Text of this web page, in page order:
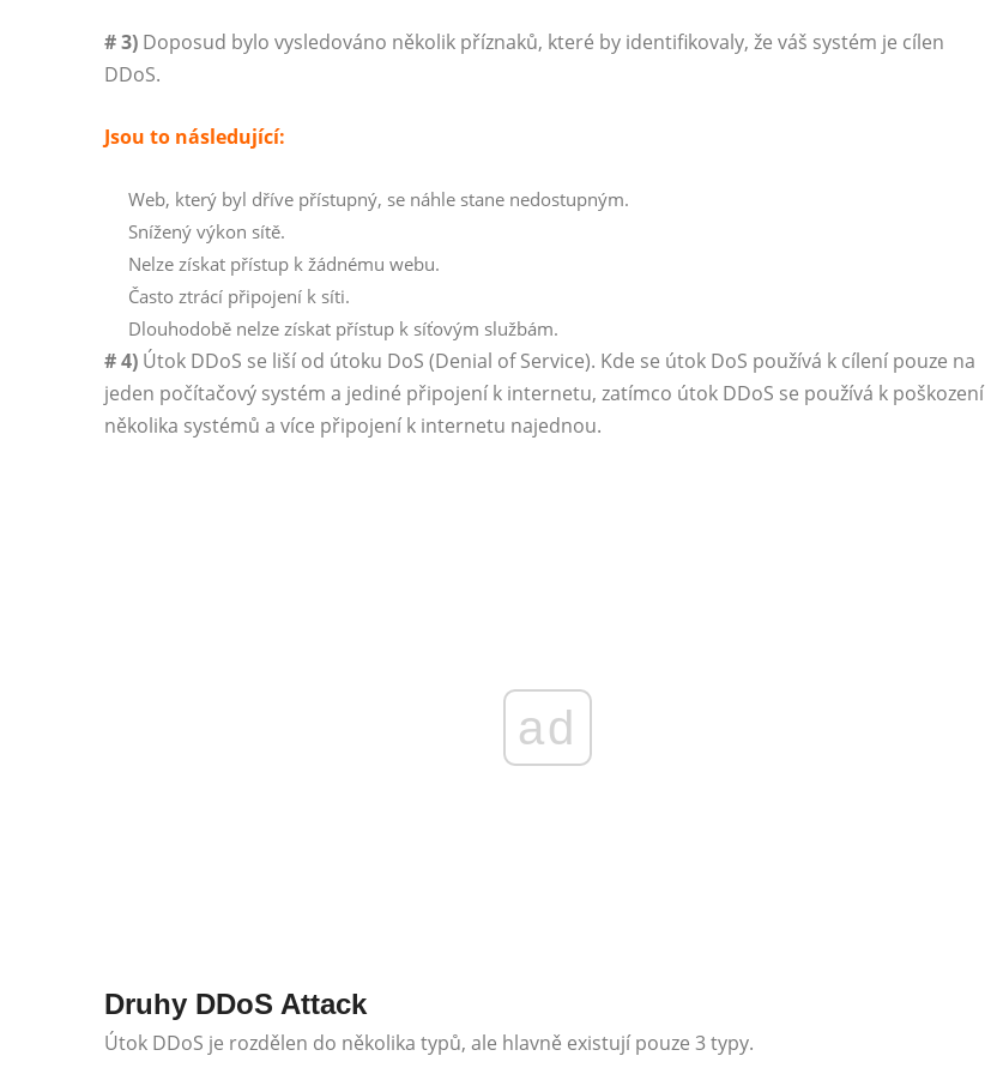
# 3) Doposud bylo vysledováno několik příznaků, které by identifikovaly, že váš systém je cílen
DDoS.
Jsou to následující:
Web, který byl dříve přístupný, se náhle stane nedostupným.
Snížený výkon sítě.
Nelze získat přístup k žádnému webu.
Často ztrácí připojení k síti.
Dlouhodobě nelze získat přístup k síťovým službám.
# 4) Útok DDoS se liší od útoku DoS (Denial of Service). Kde se útok DoS používá k cílení pouze na
jeden počítačový systém a jediné připojení k internetu, zatímco útok DDoS se používá k poškození
několika systémů a více připojení k internetu najednou.
ad
Druhy DDoS Attack
Útok DDoS je rozdělen do několika typů, ale hlavně existují pouze 3 typy.